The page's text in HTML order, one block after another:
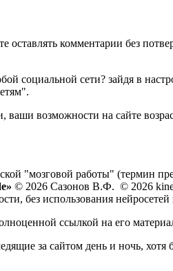
оставлять комментарии без
социальной сети? зайдя в
ваши возможности на сайте
"мозговой работы" (термин
© 2026 Сазонов В.Ф. © 2026
без использования
ссылкой на его
за сайтом день и ночь, хотя